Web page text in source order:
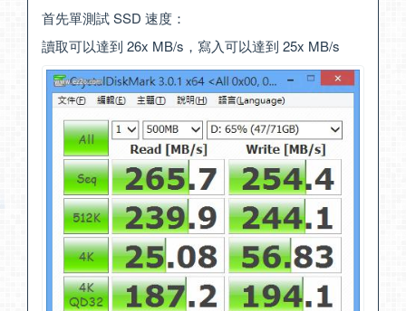
首先單測試 SSD 速度：
讀取可以達到 26x MB/s，寫入可以達到 25x MB/s